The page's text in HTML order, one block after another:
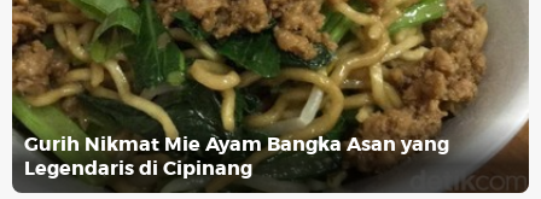
Gurih Nikmat Mie Ayam Bangka Asan yang
Legendaris di Cipinang